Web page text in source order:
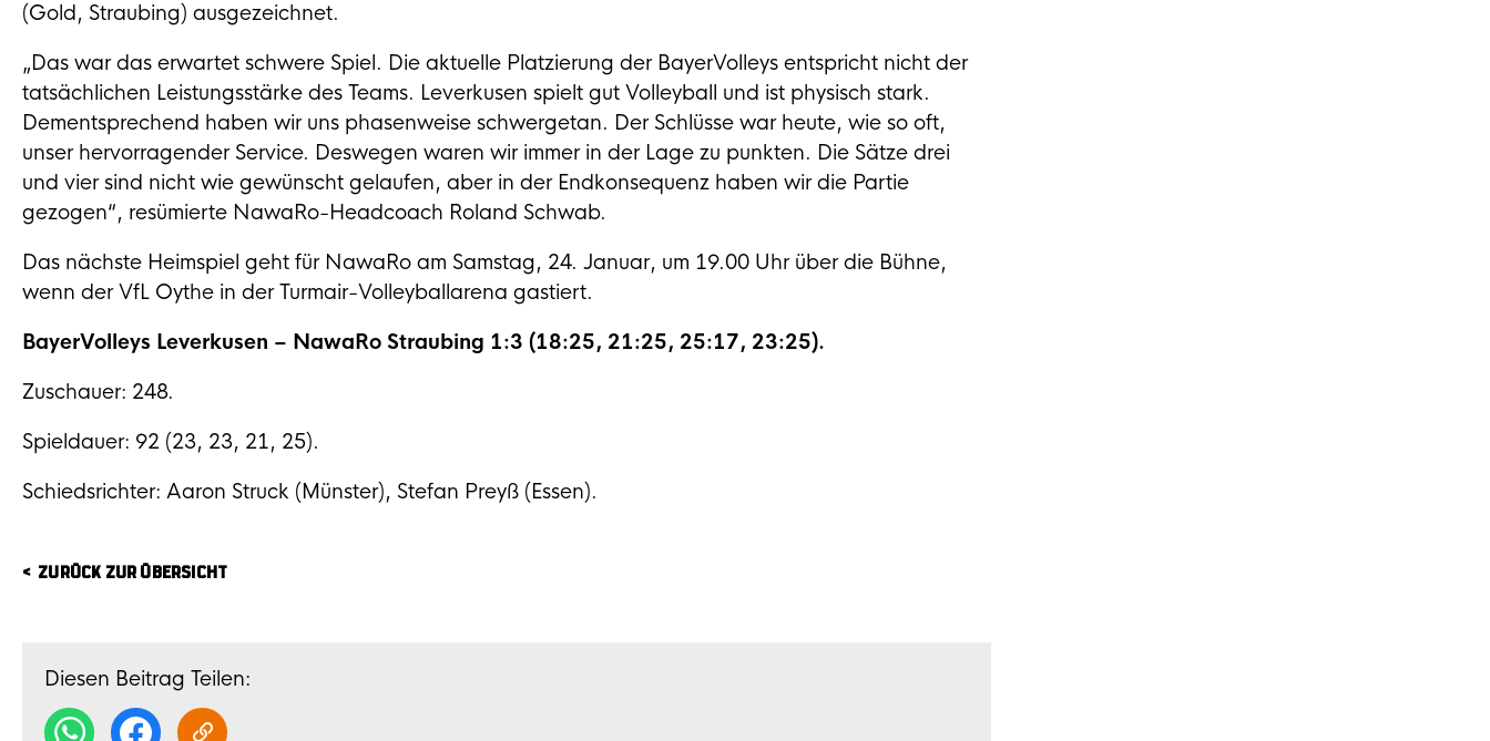
(Gold, Straubing) ausgezeichnet.
„Das war das erwartet schwere Spiel. Die aktuelle Platzierung der BayerVolleys entspricht nicht der
tatsächlichen Leistungsstärke des Teams. Leverkusen spielt gut Volleyball und ist physisch stark.
Dementsprechend haben wir uns phasenweise schwergetan. Der Schlüsse war heute, wie so oft,
unser hervorragender Service. Deswegen waren wir immer in der Lage zu punkten. Die Sätze drei
und vier sind nicht wie gewünscht gelaufen, aber in der Endkonsequenz haben wir die Partie
gezogen“, resümierte NawaRo-Headcoach Roland Schwab.
Das nächste Heimspiel geht für NawaRo am Samstag, 24. Januar, um 19.00 Uhr über die Bühne,
wenn der VfL Oythe in der Turmair-Volleyballarena gastiert.
BayerVolleys Leverkusen – NawaRo Straubing 1:3 (18:25, 21:25, 25:17, 23:25).
Zuschauer: 248.
Spieldauer: 92 (23, 23, 21, 25).
Schiedsrichter: Aaron Struck (Münster), Stefan Preyß (Essen).
ZURÜCK ZUR ÜBERSICHT
Diesen Beitrag Teilen: